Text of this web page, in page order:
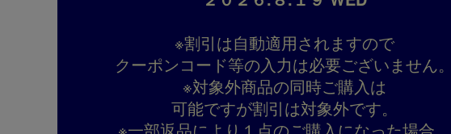
※割引は自動適用されますので
クーポンコード等の入力は必要ございません。
※対象外商品の同時ご購入は
可能ですが割引は対象外です。